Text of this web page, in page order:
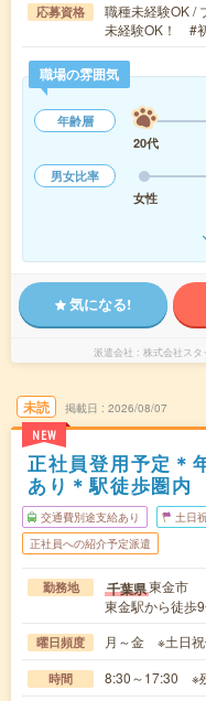
応募資格
職種未経験OK /
未経験OK！ #
職場の雰囲気
年齢層
20代
男女比率
女性
気になる!
派遣会社 株式会社スタ
未読
NEW
掲載日 2026/08/07
正社員登用予定＊
あり＊駅徒歩圏内
交通費別途支給あり 土日
正社員への紹介予定派遣
勤務地 千葉県東金市
東金駅から徒歩
曜日頻度 月～金 ※土日
時間 8:30～17:30 ※